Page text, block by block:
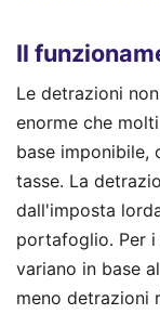
Il
Le detrazioni
enorme che
base imponibile,
tasse. La
dall'imposta
portafoglio. Per
variano in base
meno detrazioni